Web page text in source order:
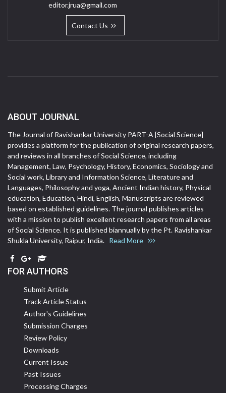
editor.jrua@gmail.com
Contact Us
ABOUT JOURNAL
The Journal of Ravishankar University PART-A [Social Science]
provides a platform for the publication of original research papers,
and reviews in all branches of Social Science, including
Management, Law, Psychology, History, Economics, Sociology and
Social work, Library and Information Science, Literature and
Languages, Philosophy and yoga, Ancient Indian history, Physical
education, Education, Hindi, English, Manuscripts are reviewed
based on established guidelines. The journal publishes articles
with a mission to publish excellent research papers from all areas
of Social Science. It is published biannually by the Pt. Ravishankar
Shukla University, Raipur, India. Read More
FOR AUTHORS
Submit Article
Track Article Status
Author's Guidelines
Submission Charges
Review Policy
Downloads
Current Issue
Past Issues
Processing Charges